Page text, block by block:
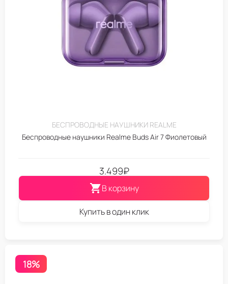
БЕСПРОВОДНЫЕ НАУШНИКИ REALME
Беспроводные наушники Realme Buds Air 7 Фиолетовый
3.499₽
В корзину
Купить в один клик
18%